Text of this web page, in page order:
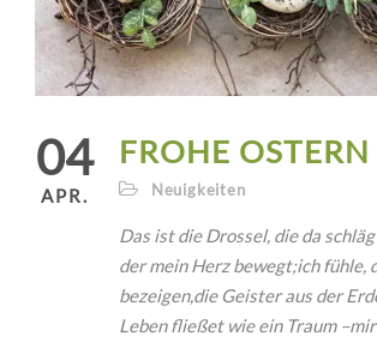
04
APR.
FROHE OSTERN
Neuigkeiten
Das ist die Drossel, die da
der mein Herz bewegt;ich fühle,
bezeigen,die Geister aus der
Leben fließet wie ein Traum –